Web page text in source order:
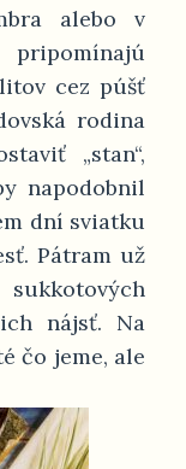
alebo v
pripomínajú
cez púšť
rodina
„stan“,
napodobnil
dní sviatku
Pátram už
nájsť. Na
čo jeme, ale